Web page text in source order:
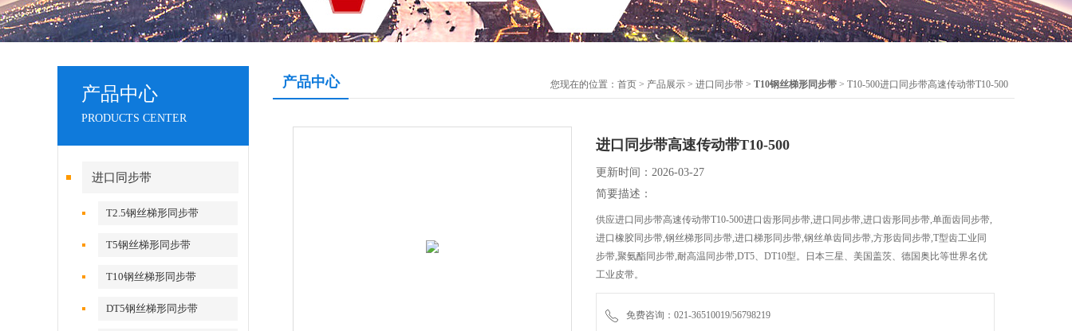
产品中心
PRODUCTS CENTER
进口同步带
T2.5钢丝梯形同步带
T5钢丝梯形同步带
T10钢丝梯形同步带
DT5钢丝梯形同步带
产品中心 您现在的位置： 首页 > 产品展示 > 进口同步带 > T10钢丝梯形同步带 > T10-500进口同步带高速传动带T10-500
进口同步带高速传动带T10-500
更新时间：2026-03-27
简要描述：
供应进口同步带高速传动带T10-500进口齿形同步带,进口同步带,进口齿形同步带,单面齿同步带,
进口橡胶同步带,钢丝梯形同步带,进口梯形同步带,钢丝单齿同步带,方形齿同步带,T型齿工业同
步带,聚氨酯同步带,耐高温同步带,DT5、DT10型。日本三星、美国盖茨、德国奥比等世界名优
工业皮带。
免费咨询：021-36510019/56798219